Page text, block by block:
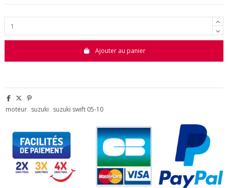
Ajouter au panier
moteur suzuki suzuki swift 05-10